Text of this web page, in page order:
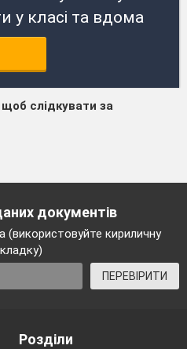
у класі та вдома
слідкувати за
документів
(використовуйте кириличну
ПЕРЕВІРИТИ
Розділи